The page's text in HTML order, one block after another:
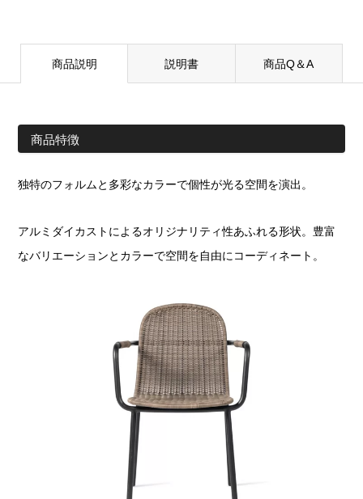
商品説明 説明書 商品Q＆A
商品特徴
独特のフォルムと多彩なカラーで個性が光る空間を演出。
アルミダイカストによるオリジナリティ性あふれる形状。豊富
なバリエーションとカラーで空間を自由にコーディネート。